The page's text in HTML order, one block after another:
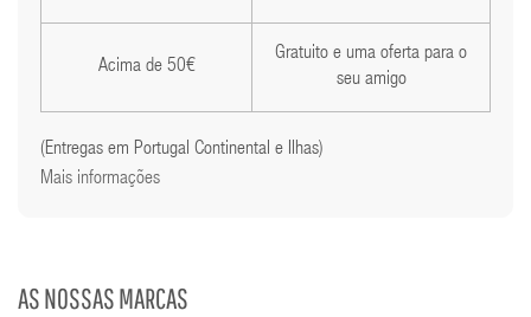
Acima de 50€
Gratuito e uma oferta para o
seu amigo
(Entregas em Portugal Continental e Ilhas)
Mais informações
AS NOSSAS MARCAS